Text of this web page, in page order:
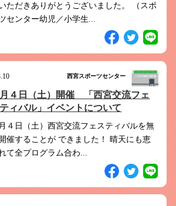
ただきありがとうございました。 （スポ
センター幼児／小学生...
西宮スポーツセンター
月４日（土）開催 「西宮交流フェ
ィバル」イベントについて
４日（土）西宮交流フェスティバルを無
催することが できました！ 晴天にも恵
て全プログラム合わ...